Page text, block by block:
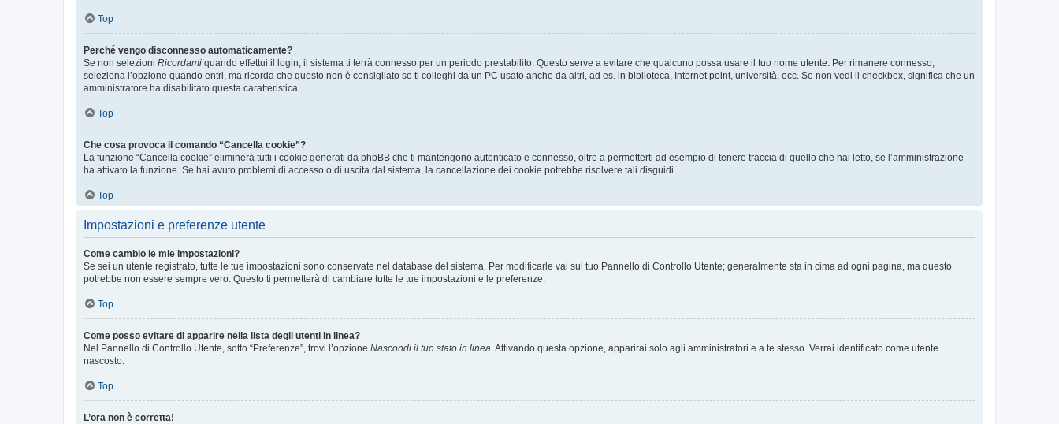
Top
Perché vengo disconnesso automaticamente?
Se non selezioni Ricordami quando effettui il login, il sistema ti terrà connesso per un periodo prestabilito. Questo serve a evitare che qualcuno possa usare il tuo nome utente. Per rimanere connesso,
seleziona l’opzione quando entri, ma ricorda che questo non è consigliato se ti colleghi da un PC usato anche da altri, ad es. in biblioteca, Internet point, università, ecc. Se non vedi il checkbox, significa che un
amministratore ha disabilitato questa caratteristica.
Top
Che cosa provoca il comando “Cancella cookie”?
La funzione “Cancella cookie” eliminerà tutti i cookie generati da phpBB che ti mantengono autenticato e connesso, oltre a permetterti ad esempio di tenere traccia di quello che hai letto, se l’amministrazione
ha attivato la funzione. Se hai avuto problemi di accesso o di uscita dal sistema, la cancellazione dei cookie potrebbe risolvere tali disguidi.
Top
Impostazioni e preferenze utente
Come cambio le mie impostazioni?
Se sei un utente registrato, tutte le tue impostazioni sono conservate nel database del sistema. Per modificarle vai sul tuo Pannello di Controllo Utente; generalmente sta in cima ad ogni pagina, ma questo
potrebbe non essere sempre vero. Questo ti permetterà di cambiare tutte le tue impostazioni e le preferenze.
Top
Come posso evitare di apparire nella lista degli utenti in linea?
Nel Pannello di Controllo Utente, sotto “Preferenze”, trovi l’opzione Nascondi il tuo stato in linea. Attivando questa opzione, apparirai solo agli amministratori e a te stesso. Verrai identificato come utente
nascosto.
Top
L’ora non è corretta!